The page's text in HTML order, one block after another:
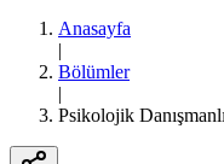
Anasayfa
|
Bölümler
|
Psikolojik